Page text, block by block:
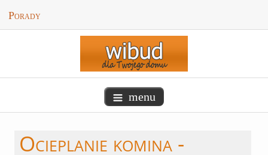
Porady
menu
Ocieplanie komina -